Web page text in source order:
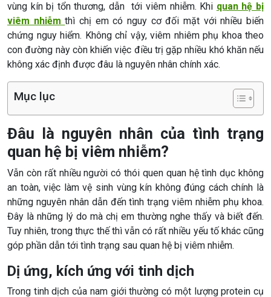
vùng kín bị tổn thương, dẫn tới viêm nhiễm. Khi quan hệ bị
viêm nhiễmthì chị em có nguy cơ đối mặt với nhiều biến
chứng nguy hiểm. Không chỉ vậy, viêm nhiêm phụ khoa theo
con đường này còn khiến việc điều trị gặp nhiều khó khăn nếu
không xác định được đâu là nguyên nhân chính xác.
Mục lục
Đâu là nguyên nhân của tình trạng
quan hệ bị viêm nhiễm?
Vẫn còn rất nhiều người có thói quen quan hệ tình dục không
an toàn, việc làm vệ sinh vùng kín không đúng cách chính là
những nguyên nhân dẫn đến tình trạng viêm nhiễm phụ khoa.
Đây là những lý do mà chị em thường nghe thấy và biết đến.
Tuy nhiên, trong thực thế thì vẫn có rất nhiều yếu tố khác cũng
góp phần dẫn tới tình trạng sau quan hệ bị viêm nhiễm.
Dị ứng, kích ứng với tinh dịch
Trong tinh dịch của nam giới thường có một lượng protein cụ